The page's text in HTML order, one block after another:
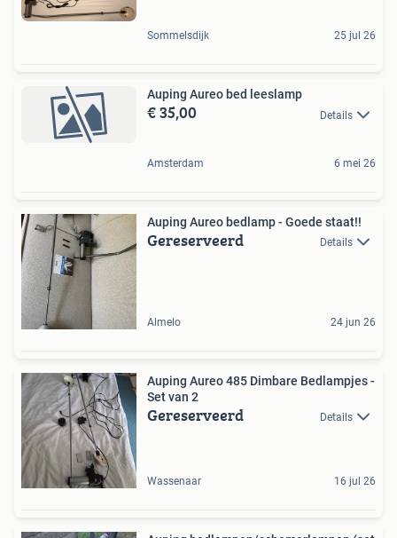
Sommelsdijk 25 jul 26
Auping Aureo bed leeslamp
€ 35,00 Details
Amsterdam 6 mei 26
Auping Aureo bedlamp - Goede staat!!
Gereserveerd Details
Almelo 24 jun 26
Auping Aureo 485 Dimbare Bedlampjes -
Set van 2
Gereserveerd Details
Wassenaar 16 jul 26